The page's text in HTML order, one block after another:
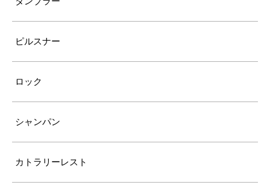
ピルスナー
ロック
シャンパン
カトラリーレスト